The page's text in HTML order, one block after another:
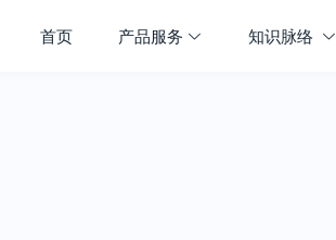
首页 产品服务 知识脉络